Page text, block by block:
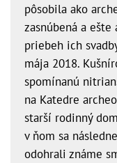
pôsobila ako
zasnúbená a
priebeh ich
mája 2018.
spomínanú
na Katedre
starší rodinný
v ňom sa
odohrali známe